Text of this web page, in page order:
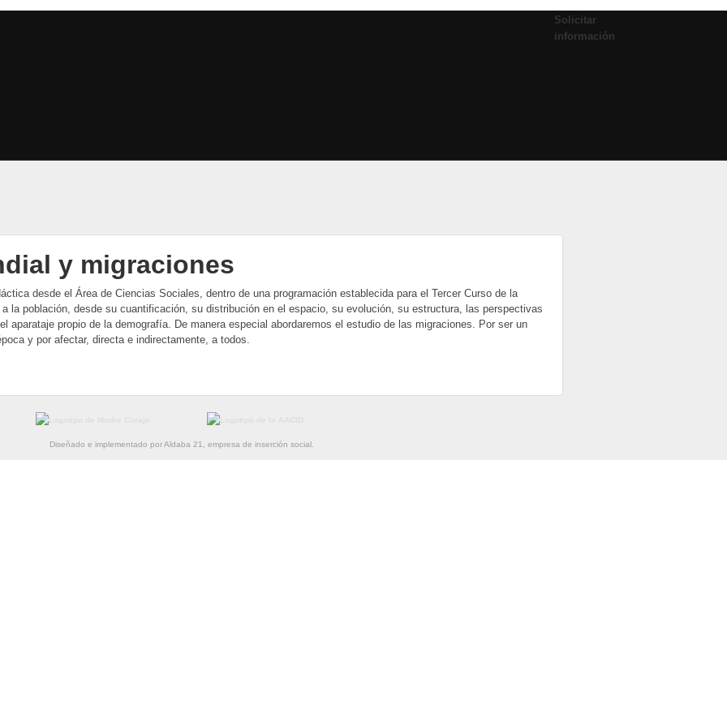
Solicitar
información
y migraciones
desde el Área de Ciencias Sociales, dentro de una programación establecida para el Tercer Curso de la
la población, desde su cuantificación, su distribución en el espacio, su evolución, su estructura, las perspectivas
aparataje propio de la demografía. De manera especial abordaremos el estudio de las migraciones. Por ser un
y por afectar, directa e indirectamente, a todos.
Diseñado e implementado por Aldaba 21, empresa de inserción social.